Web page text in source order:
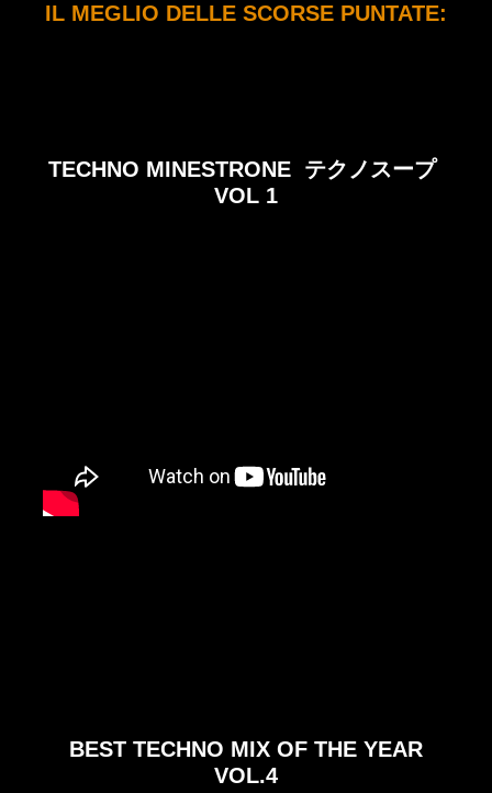
IL MEGLIO DELLE SCORSE PUNTATE:
TECHNO MINESTRONE テクノスープ
VOL 1
BEST TECHNO MIX OF THE YEAR
VOL.4